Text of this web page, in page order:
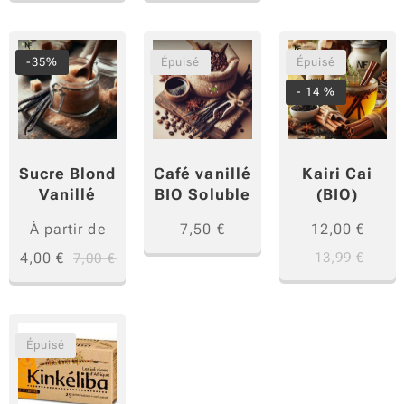
Sucre Blond
Vanillé
-35%
À partir de
4,00 € 7,00€
Café vanillé
BIO Soluble
Épuisé
7,50 €
Kairi Cai
(BIO)
Épuisé
- 14 %
12,00 €
13,99€
Épuisé